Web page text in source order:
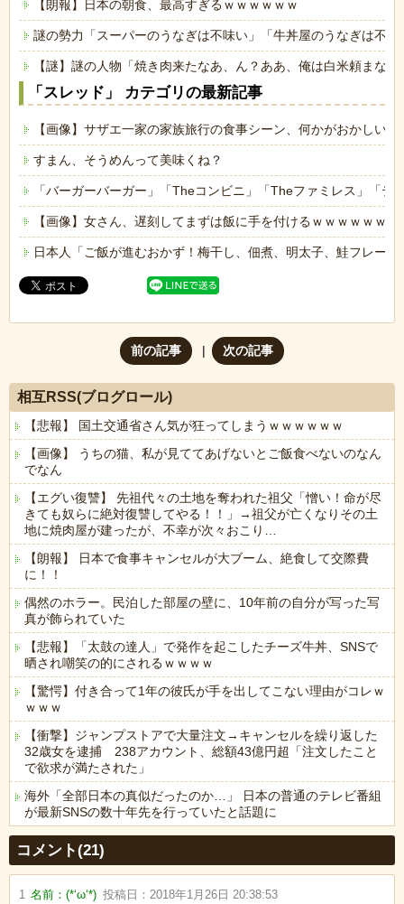
【朗報】日本の朝食、最高すぎるｗｗｗｗｗｗ
謎の勢力「スーパーのうなぎは不味い」「牛丼屋のうなぎは不味
【謎】謎の人物「焼き肉来たなあ、ん？ああ、俺は白米頼まな
「スレッド」 カテゴリの最新記事
【画像】サザエ一家の家族旅行の食事シーン、何かがおかしいｗ
すまん、そうめんって美味くね？
「バーガーバーガー」「Theコンビニ」「Theファミレス」「テ
【画像】女さん、遅刻してまずは飯に手を付けるｗｗｗｗｗｗ
日本人「ご飯が進むおかず！梅干し、佃煮、明太子、鮭フレー
前の記事 次の記事
相互RSS(ブログロール)
【悲報】 国土交通省さん気が狂ってしまうｗｗｗｗｗｗ
【画像】 うちの猫、私が見ててあげないとご飯食べないのなん
でなん
【エグい復讐】 先祖代々の土地を奪われた祖父「憎い！命が尽
きても奴らに絶対復讐してやる！！」→祖父が亡くなりその土
地に焼肉屋が建ったが、不幸が次々おこり…
【朗報】 日本で食事キャンセルが大ブーム、絶食して交際費
に！！
偶然のホラー。民泊した部屋の壁に、10年前の自分が写った写
真が飾られていた
【悲報】「太鼓の達人」で発作を起こしたチーズ牛丼、SNSで
晒され嘲笑の的にされるｗｗｗｗ
【驚愕】付き合って1年の彼氏が手を出してこない理由がコレｗ
ｗｗｗ
【衝撃】ジャンプストアで大量注文→キャンセルを繰り返した
32歳女を逮捕 238アカウント、総額43億円超「注文したこと
で欲求が満たされた」
海外「全部日本の真似だったのか…」 日本の普通のテレビ番組
が最新SNSの数十年先を行っていたと話題に
Powered by livedoor 相互RSS
コメント(21)
1 名前：(*‘ω‘*) 投稿日： 2018年1月26日 20:38:53